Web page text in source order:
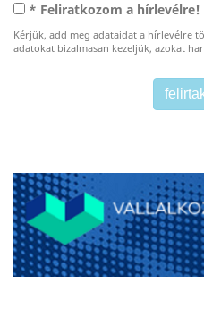
* Feliratkozom a hírlevélre!
Kérjük, add meg adataidat a hírlevélre
adatokat bizalmasan kezeljük, azokat